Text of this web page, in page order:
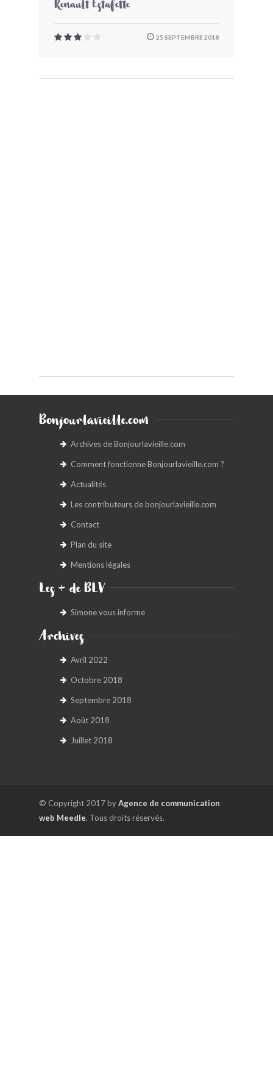
Renault Estafette
25 SEPTEMBRE 2018
Bonjourlavieille.com
Archives de Bonjourlavieille.com
Comment fonctionne Bonjourlavieille.com ?
Actualités
Les contributeurs de bonjourlavieille.com
Contact
Plan du site
Mentions légales
Les + de BLV
Simone vous informe
Archives
Avril 2022
Octobre 2018
Septembre 2018
Août 2018
Juillet 2018
© Copyright 2017 byAgence de communication
web Meedle. Tous droits réservés.